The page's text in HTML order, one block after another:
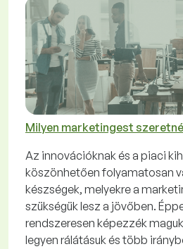
Milyen marketingest
Az innovációknak és a piaci
köszönhetően folyamatosan
készségek, melyekre a
szükségük lesz a jövőben.
rendszeresen képezzék
legyen rálátásuk és több